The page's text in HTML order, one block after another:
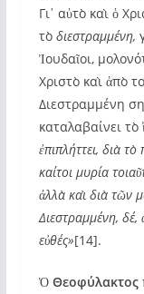
Γι᾽ αὐτὸ καὶ ὁ
τὸ διεστραμμένη,
Ἰουδαῖοι,
Χριστὸ καὶ ἀπὸ
Διεστραμμένη
καταλαβαίνει τὸ
ἐπιπλήττει, διὰ
καίτοι μυρία
ἀλλὰ καὶ διὰ τῶν
Διεστραμμένη, δέ,
εὐθές»[14].
Ὁ Θεοφύλακτος